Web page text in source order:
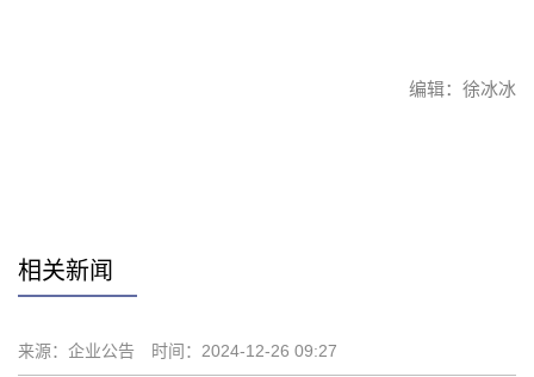
编辑：徐冰冰
相关新闻
来源：企业公告 时间：2024-12-26 09:27